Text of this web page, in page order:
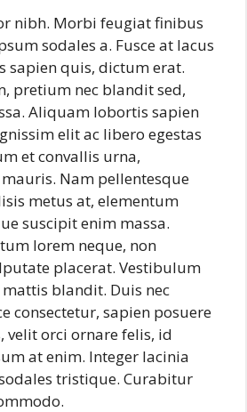
nibh. Morbi feugiat finibus
sodales a. Fusce at lacus
sapien quis, dictum erat.
pretium nec blandit sed,
Aliquam lobortis sapien
elit ac libero egestas
et convallis urna,
Nam pellentesque
metus at, elementum
suscipit enim massa.
lorem neque, non
placerat. Vestibulum
blandit. Duis nec
consectetur, sapien posuere
velit orci ornare felis, id
at enim. Integer lacinia
tristique. Curabitur